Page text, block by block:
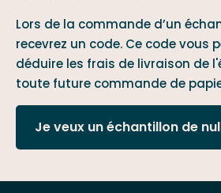
Lors de la commande d’un
recevrez un code. Ce code vous
déduire les frais de livraison de
toute future commande de
Je veux un échantillon de